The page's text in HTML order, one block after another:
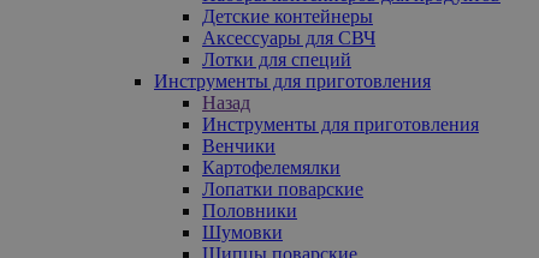
Детские контейнеры
Аксессуары для СВЧ
Лотки для специй
Инструменты для приготовления
Назад
Инструменты для приготовления
Венчики
Картофелемялки
Лопатки поварские
Половники
Шумовки
Щипцы поварские